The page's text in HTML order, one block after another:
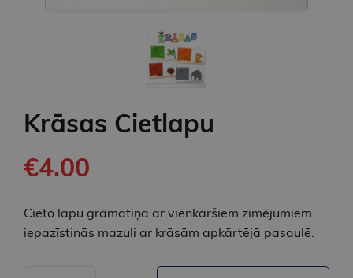
Krāsas Cietlapu
€4.00
Cieto lapu grāmatiņa ar vienkāršiem zīmējumiem
iepazīstinās mazuli ar krāsām apkārtējā pasaulē.